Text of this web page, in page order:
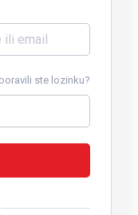
ste lozinku?